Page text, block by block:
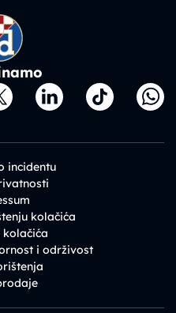
incidentu
kolačića
kolačića
i održivost